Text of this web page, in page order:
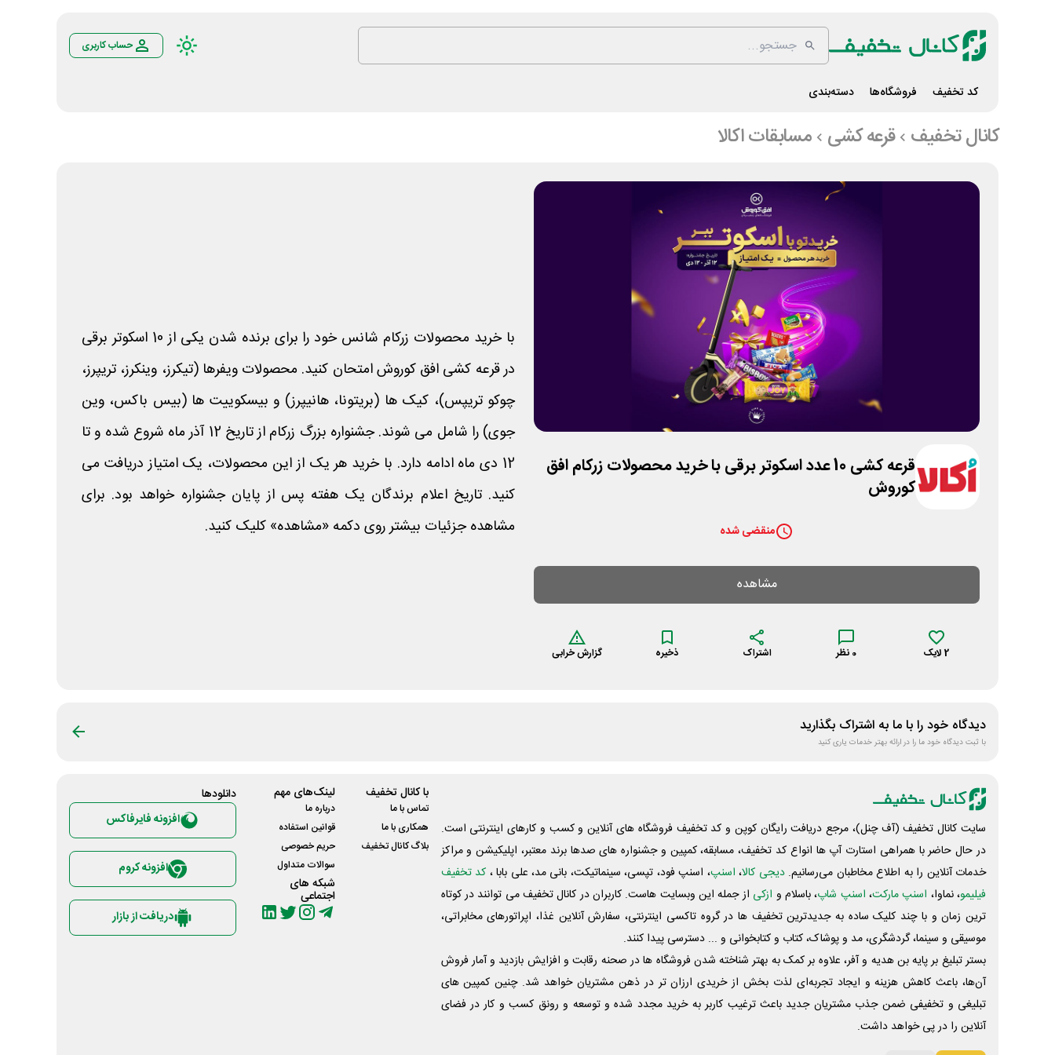
حساب کاربری
کد تخفیف فروشگاه‌ها دسته‌بندی
کانال تخفیف قرعه کشی مسابقات اکالا
قرعه کشی 10 عدد اسکوتر برقی با خرید محصولات زرکام افق
کوروش
منقضی شده
مشاهده
2 لایک 0 نظر اشتراک ذخیره گزارش خرابی
با خرید محصولات زرکام شانس خود را برای برنده شدن یکی از 10 اسکوتر برقی
در قرعه کشی افق کوروش امتحان کنید. محصولات ویفرها (تیکرز، وینکرز، تریپرز،
چوکو تریپس)، کیک ها (بریتونا، هانیپرز) و بیسکوییت ها (بیس باکس، وین
جوی) را شامل می شوند. جشنواره بزرگ زرکام از تاریخ 12 آذر ماه شروع شده و تا
12 دی ماه ادامه دارد. با خرید هر یک از این محصولات، یک امتیاز دریافت می
کنید. تاریخ اعلام برندگان یک هفته پس از پایان جشنواره خواهد بود. برای
مشاهده جزئیات بیشتر روی دکمه «مشاهده» کلیک کنید.
دیدگاه خود را با ما به اشتراک بگذارید
با ثبت دیدگاه خود ما را در ارائه بهتر خدمات یاری کنید
سایت کانال تخفیف (آف چنل)، مرجع دریافت رایگان کوپن و کد تخفیف فروشگاه های آنلاین و کسب و‌ کارهای اینترنتی است.
در حال حاضر با همراهی استارت آپ ها انواع کد تخفیف، مسابقه، کمپین و جشنواره های صدها برند معتبر، اپلیکیشن و مراکز
خدمات آنلاین را به اطلاع مخاطبان می‌رسانیم. دیجی کالا، اسنپ، اسنپ فود، تپسی، سینماتیکت، بانی مد، علی‌ بابا ، کد تخفیف
فیلیمو، نماوا، اسنپ مارکت، اسنپ شاپ، باسلام و ازکی از جمله این وبسایت ‌هاست. کاربران در کانال تخفیف می توانند در کوتاه
ترین زمان و با چند کلیک ساده به جدیدترین تخفیف ها در گروه تاکسی اینترنتی، سفارش آنلاین غذا، اپراتورهای مخابراتی،
موسیقی و سینما، گردشگری، مد و پوشاک، کتاب و کتابخوانی و ... دسترسی پیدا کنند.
بستر تبلیغ بر پایه بن هدیه و آفر، علاوه بر کمک به بهتر شناخته شدن فروشگاه ها در صحنه رقابت و افزایش بازدید و آمار فروش
آن‌ها، باعث کاهش هزینه و ایجاد تجربه‌ای لذت بخش از خریدی ارزان تر در ذهن مشتریان خواهد شد. چنین کمپین های
تبلیغی و تخفیفی ضمن جذب مشتریان جدید باعث ترغیب کاربر به خرید مجدد شده و توسعه و رونق کسب و کار در فضای
آنلاین را در پی خواهد داشت.
با کانال تخفیف
تماس با ما
همکاری با ما
بلاگ کانال تخفیف
لینک‌های مهم
درباره ما
قوانین استفاده
حریم خصوصی
سوالات متداول
شبکه های
اجتماعی
دانلود‌ها
افزونه فایرفاکس
افزونه کروم
دریافت از بازار